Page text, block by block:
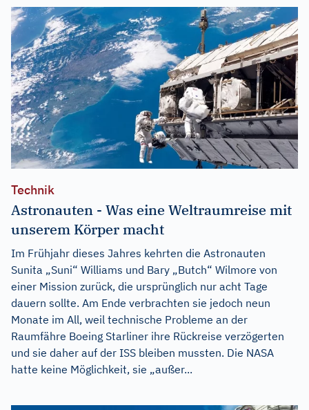
Technik
Astronauten - Was eine Weltraumreise mit
unserem Körper macht
Im Frühjahr dieses Jahres kehrten die Astronauten
Sunita „Suni“ Williams und Bary „Butch“ Wilmore von
einer Mission zurück, die ursprünglich nur acht Tage
dauern sollte. Am Ende verbrachten sie jedoch neun
Monate im All, weil technische Probleme an der
Raumfähre Boeing Starliner ihre Rückreise verzögerten
und sie daher auf der ISS bleiben mussten. Die NASA
hatte keine Möglichkeit, sie „außer...